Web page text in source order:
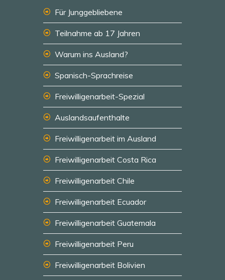
Für Junggebliebene
Teilnahme ab 17 Jahren
Warum ins Ausland?
Spanisch-Sprachreise
Freiwilligenarbeit-Spezial
Auslandsaufenthalte
Freiwilligenarbeit im Ausland
Freiwilligenarbeit Costa Rica
Freiwilligenarbeit Chile
Freiwilligenarbeit Ecuador
Freiwilligenarbeit Guatemala
Freiwilligenarbeit Peru
Freiwilligenarbeit Bolivien